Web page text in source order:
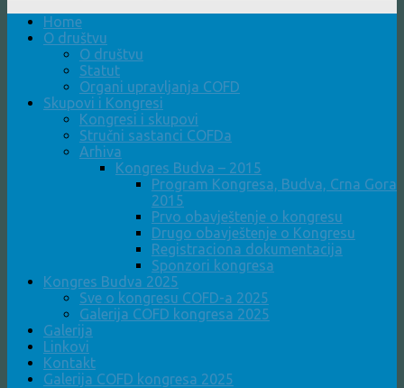
Home
O društvu
O društvu
Statut
Organi upravljanja COFD
Skupovi i Kongresi
Kongresi i skupovi
Stručni sastanci COFDa
Arhiva
Kongres Budva – 2015
Program Kongresa, Budva, Crna Gora
2015
Prvo obavještenje o kongresu
Drugo obavještenje o Kongresu
Registraciona dokumentacija
Sponzori kongresa
Kongres Budva 2025
Sve o kongresu COFD-a 2025
Galerija COFD kongresa 2025
Galerija
Linkovi
Kontakt
Galerija COFD kongresa 2025